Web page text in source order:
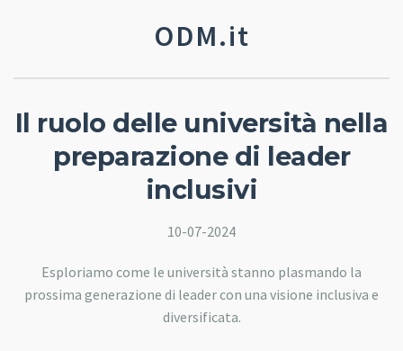
ODM.it
Il ruolo delle università nella
preparazione di leader
inclusivi
10-07-2024
Esploriamo come le università stanno plasmando la
prossima generazione di leader con una visione inclusiva e
diversificata.